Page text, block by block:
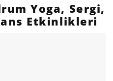
Yoga, Sergi,
Etkinlikleri